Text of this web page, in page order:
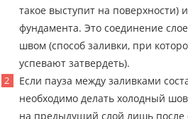
такое выступит на поверхности)
фундамента. Это соединение
швом (способ заливки, при
успевают затвердеть).
Если пауза между заливками
необходимо делать холодный
на предыдущий слой лишь после